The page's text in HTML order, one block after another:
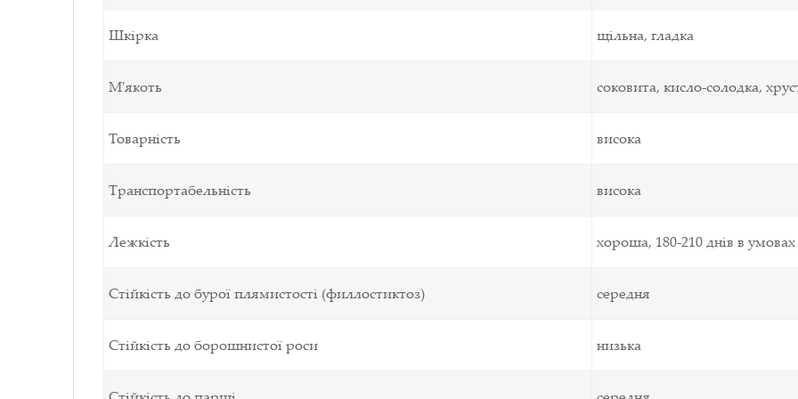
Шкірка щільна, гладка
М'якоть соковита, кисло-солодка,
Товарність висока
Транспортабельність висока
Лежкість хороша, 180-210 днів в
Стійкість до бурої плямистості (филлостиктоз) середня
Стійкість до борошнистої роси низька